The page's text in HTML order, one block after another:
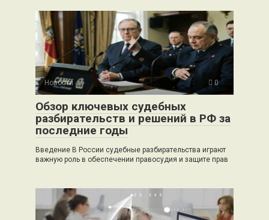
Новости 0
Обзор ключевых судебных
разбирательств и решений в РФ за
последние годы
Введение В России судебные разбирательства играют
важную роль в обеспечении правосудия и защите прав